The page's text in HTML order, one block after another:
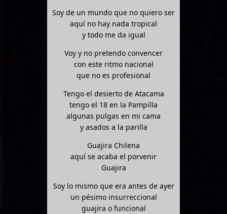
Soy de un mundo que no quiero ser
aquí no hay nada tropical
y todo me da igual
Voy y no pretendo convencer
con este ritmo nacional
que no es profesional
Tengo el desierto de Atacama
tengo el 18 en la Pampilla
algunas pulgas en mi cama
y asados a la parilla
Guajira Chilena
aquí se acaba el porvenir
Guajira
Soy lo mismo que era antes de ayer
un pésimo insurreccional
guajira o funcional